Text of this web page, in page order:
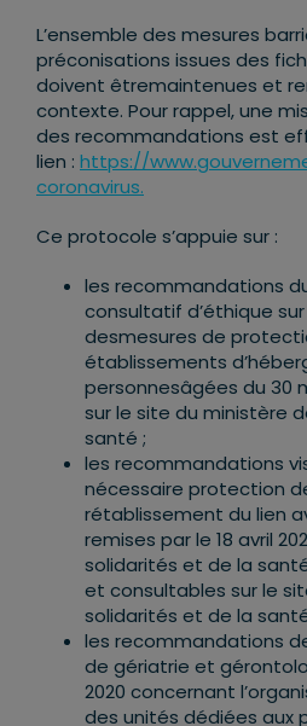
L’ensemble des mesures
préconisations issues des
doivent êtremaintenues et
contexte. Pour rappel, une
des recommandations est
lien : https://
coronavirus.
Ce protocole s’appuie sur :
les recommandations
consultatif d’éthique
desmesures de
établissements
personnesâgées du 30
sur le site du ministère
santé ;
les recommandations
nécessaire protection
rétablissement du lien
remises par le 18 avril
solidarités et de la
et consultables sur le
solidarités et de la
les recommandations
de gériatrie et
2020 concernant
des unités dédiées aux